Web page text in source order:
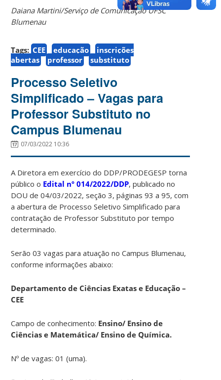
Daiana Martini/Serviço de Comunicação UFSC
Blumenau
Tags: CEE educação
inscrições
abertas
professor substituto
Processo Seletivo
Simplificado – Vagas para
Professor Substituto no
Campus Blumenau
07/03/2022 10:36
A Diretora em exercício do DDP/PRODEGESP torna
público o Edital nº 014/2022/DDP, publicado no
DOU de 04/03/2022, seção 3, páginas 93 a 95, com
a abertura de Processo Seletivo Simplificado para
contratação de Professor Substituto por tempo
determinado.
Serão 03 vagas para atuação no Campus Blumenau,
conforme informações abaixo:
Departamento de Ciências Exatas e Educação –
CEE
Campo de conhecimento: Ensino/ Ensino de
Ciências e Matemática/ Ensino de Química.
Nº de vagas: 01 (uma).